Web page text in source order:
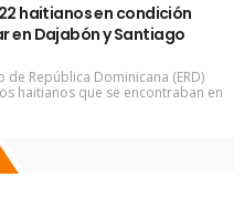
haitianos en condición
en Dajabón y Santiago
de República Dominicana (ERD)
haitianos que se encontraban en